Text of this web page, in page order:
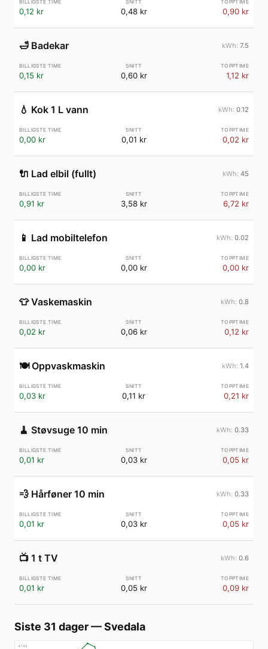
0,12 kr 0,48 kr 0,90 kr
🛁 Badekar 7.5
0,15 kr 0,60 kr 1,12 kr
💧 Kok 1 L vann 0.12
0,00 kr 0,01 kr 0,02 kr
🔌 Lad elbil (fullt) 45
0,91 kr 3,58 kr 6,72 kr
📱 Lad mobiltelefon 0.02
0,00 kr 0,00 kr 0,00 kr
👕 Vaskemaskin 0.8
0,02 kr 0,06 kr 0,12 kr
🍽️ Oppvaskmaskin 1.4
0,03 kr 0,11 kr 0,21 kr
🧹 Støvsuge 10 min 0.33
0,01 kr 0,03 kr 0,05 kr
💨 Hårføner 10 min 0.33
0,01 kr 0,03 kr 0,05 kr
📺 1 t TV 0.6
0,01 kr 0,05 kr 0,09 kr
Siste 31 dager—Svedala
€148